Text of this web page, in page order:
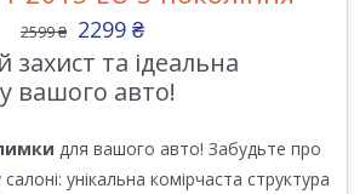
2599₴ 2299 ₴
та ідеальна
вашого авто!
для вашого авто! Забудьте про
унікальна комірчаста структура